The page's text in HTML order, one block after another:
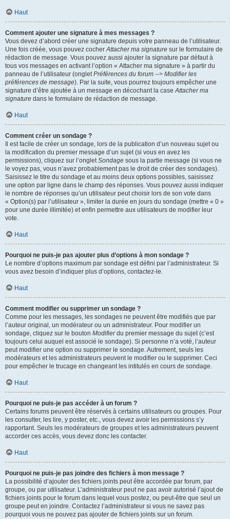
Haut
Comment ajouter une signature à mes messages ?
Vous devez d’abord créer une signature depuis votre panneau de l’utilisateur.
Une fois créée, vous pouvez cocher Attacher ma signature sur le formulaire de
rédaction de message. Vous pouvez aussi ajouter la signature par défaut à
tous vos messages en activant l’option « Attacher ma signature » à partir du
panneau de l’utilisateur (onglet Préférences du forum --> Modifier les
préférences de message). Par la suite, vous pourrez toujours empêcher une
signature d’être ajoutée à un message en décochant la case Attacher ma
signature dans le formulaire de rédaction de message.
Haut
Comment créer un sondage ?
Il est facile de créer un sondage, lors de la publication d’un nouveau sujet ou
la modification du premier message d’un sujet (si vous en avez les
permissions), cliquez sur l’onglet Sondage sous la partie message (si vous ne
le voyez pas, vous n’avez probablement pas le droit de créer des sondages).
Saisissez le titre du sondage et au moins deux options possibles, saisissez
une option par ligne dans le champ des réponses. Vous pouvez aussi indiquer
le nombre de réponses qu’un utilisateur peut choisir lors de son vote dans
« Option(s) par l’utilisateur », limiter la durée en jours du sondage (mettre « 0 »
pour une durée illimitée) et enfin permettre aux utilisateurs de modifier leur
vote.
Haut
Pourquoi ne puis-je pas ajouter plus d’options à mon sondage ?
Le nombre d’options maximum par sondage est défini par l’administrateur. Si
vous avez besoin d’indiquer plus d’options, contactez-le.
Haut
Comment modifier ou supprimer un sondage ?
Comme pour les messages, les sondages ne peuvent être modifiés que par
l’auteur original, un modérateur ou un administrateur. Pour modifier un
sondage, cliquez sur le bouton Modifierdu premier message du sujet (c’est
toujours celui auquel est associé le sondage). Si personne n’a voté, l’auteur
peut modifier une option ou supprimer le sondage. Autrement, seuls les
modérateurs et les administrateurs peuvent le modifier ou le supprimer. Ceci
pour empêcher le trucage en changeant les intitulés en cours de sondage.
Haut
Pourquoi ne puis-je pas accéder à un forum ?
Certains forums peuvent être réservés à certains utilisateurs ou groupes. Pour
les consulter, les lire, y poster, etc., vous devez avoir les permissions s’y
rapportant. Seuls les modérateurs de groupes et les administrateurs peuvent
accorder ces accès, vous devez donc les contacter.
Haut
Pourquoi ne puis-je pas joindre des fichiers à mon message ?
La possibilité d’ajouter des fichiers joints peut être accordée par forum, par
groupe, ou par utilisateur. L’administrateur peut ne pas avoir autorisé l’ajout de
fichiers joints pour le forum dans lequel vous postez, ou peut-être que seul un
groupe peut en joindre. Contactez l’administrateur si vous ne savez pas
pourquoi vous ne pouvez pas ajouter de fichiers joints sur un forum.